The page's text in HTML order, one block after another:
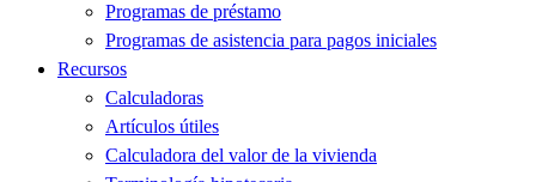
Programas de préstamo
Programas de asistencia para pagos iniciales
Recursos
Calculadoras
Artículos útiles
Calculadora del valor de la vivienda